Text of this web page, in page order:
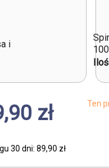
i
zł
30 dni: 89,90 zł
Ten